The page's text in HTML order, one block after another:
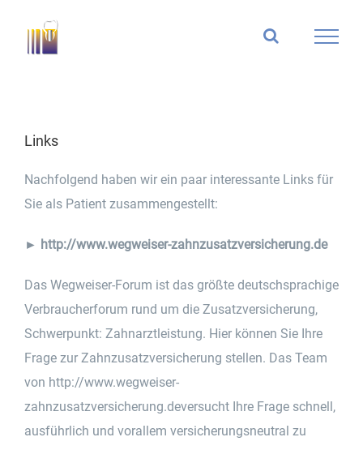
Inhalt
springen
Links
Nachfolgend haben wir ein paar interessante Links für
Sie als Patient zusammengestellt:
► http://www.wegweiser-zahnzusatzversicherung.de
Das Wegweiser-Forum ist das größte deutschsprachige
Verbraucherforum rund um die Zusatzversicherung,
Schwerpunkt: Zahnarztleistung. Hier können Sie Ihre
Frage zur Zahnzusatzversicherung stellen. Das Team
von http://www.wegweiser-
zahnzusatzversicherung.deversucht Ihre Frage schnell,
ausführlich und vorallem versicherungsneutral zu